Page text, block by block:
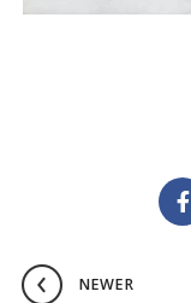
NEWER